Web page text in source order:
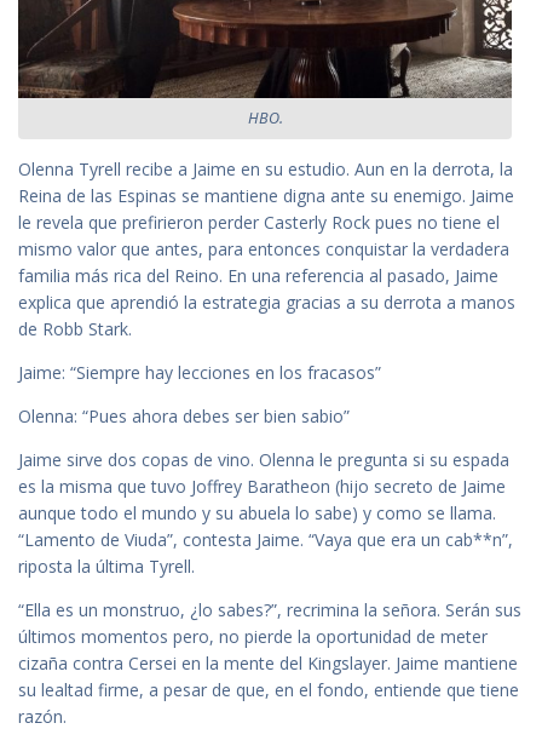
HBO.
Olenna Tyrell recibe a Jaime en su estudio. Aun en la derrota, la
Reina de las Espinas se mantiene digna ante su enemigo. Jaime
le revela que prefirieron perder Casterly Rock pues no tiene el
mismo valor que antes, para entonces conquistar la verdadera
familia más rica del Reino. En una referencia al pasado, Jaime
explica que aprendió la estrategia gracias a su derrota a manos
de Robb Stark.
Jaime: “Siempre hay lecciones en los fracasos”
Olenna: “Pues ahora debes ser bien sabio”
Jaime sirve dos copas de vino. Olenna le pregunta si su espada
es la misma que tuvo Joffrey Baratheon (hijo secreto de Jaime
aunque todo el mundo y su abuela lo sabe) y como se llama.
“Lamento de Viuda”, contesta Jaime. “Vaya que era un cab**n”,
riposta la última Tyrell.
“Ella es un monstruo, ¿lo sabes?”, recrimina la señora. Serán sus
últimos momentos pero, no pierde la oportunidad de meter
cizaña contra Cersei en la mente del Kingslayer. Jaime mantiene
su lealtad firme, a pesar de que, en el fondo, entiende que tiene
razón.